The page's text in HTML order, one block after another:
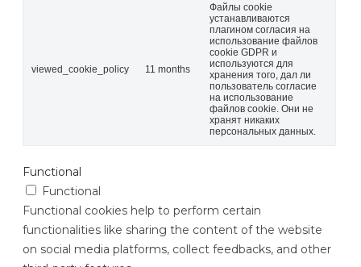
viewed_cookie_policy 11 months
Файлы cookie
устанавливаются
плагином согласия на
использование файлов
cookie GDPR и
используются для
хранения того, дал ли
пользователь согласие
на использование
файлов cookie. Они не
хранят никаких
персональных данных.
Functional
Functional
Functional cookies help to perform certain
functionalities like sharing the content of the website
on social media platforms, collect feedbacks, and other